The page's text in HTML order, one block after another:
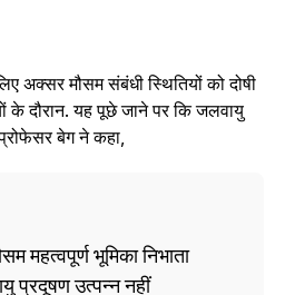
अक्सर मौसम संबंधी स्थितियों को दोषी
के दौरान. यह पूछे जाने पर कि जलवायु
बेग ने कहा,
महत्वपूर्ण भूमिका निभाता
प्रदूषण उत्पन्न नहीं